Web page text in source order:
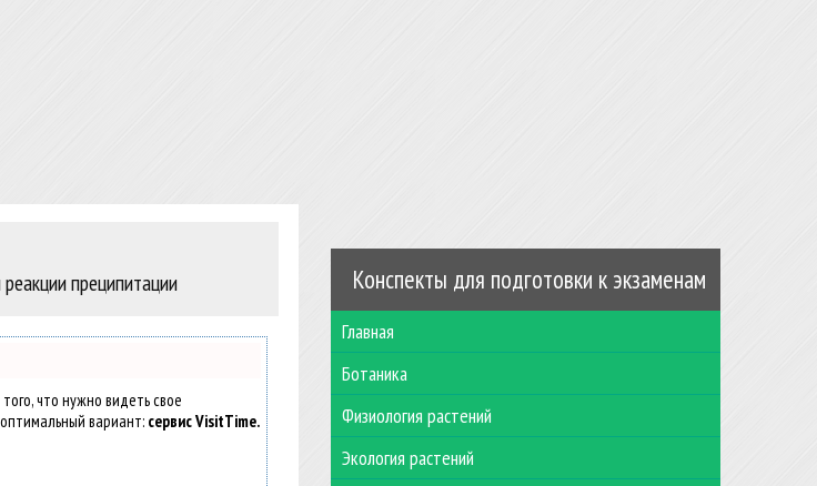
преципитации
что нужно видеть свое
вариант: сервис VisitTime.
Конспекты для подготовки к экзаменам
Главная
Ботаника
Физиология растений
Экология растений